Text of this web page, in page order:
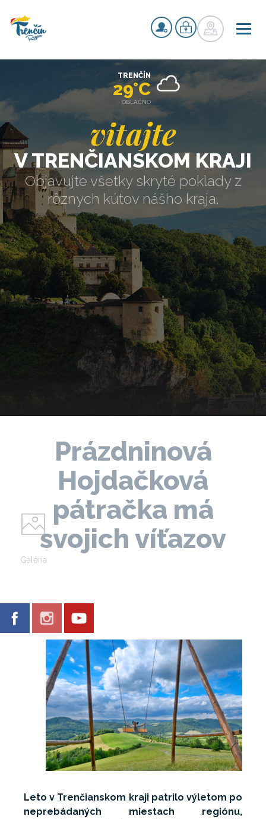
vitajte
V TRENČIANSKOM KRAJI
Objavujte všetky skryté poklady z
rôznych kútov nášho kraja.
TRENČÍN
29°C
OBLAČNO
Prázdninová
Hojdačková
pátračka má
svojich víťazov
Galéria
Leto v Trenčianskom kraji patrilo výletom po
neprebádaných miestach regiónu,